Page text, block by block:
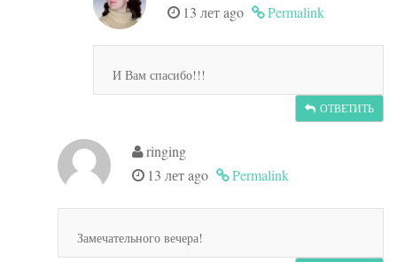
13 лет ago
Permalink
И Вам спасибо!!!
ОТВЕТИТЬ
ringing
13 лет ago
Permalink
Замечательного вечера!